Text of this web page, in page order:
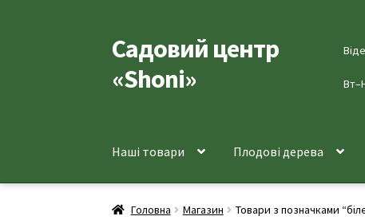
Перейти
до
навігації
Перейти
до
вмісту
Садовий центр
«Shoni»
Наші товари Плодові дерева
Головна Магазин Товари з позначками